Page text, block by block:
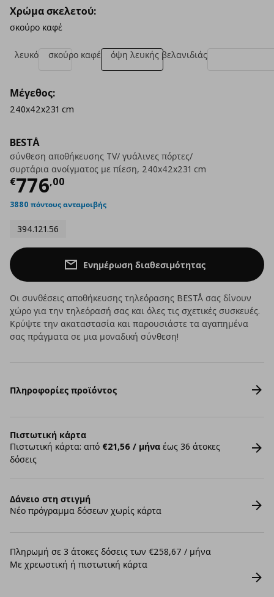
BESTÅ
σύνθεση αποθήκευσης TV/ γυάλινες πόρτες/
συρτάρια ανοίγματος με πίεση, 240x42x231 cm
€776,00
Τρέχουσα τιμή
3880 πόντους ανταμοιβής
394.121.56
Χρώμα σκελετού:
σκούρο καφέ
λευκό σκούρο καφέ όψη λευκής βελανιδιάς
Μέγεθος:
240x42x231 cm
Ενημέρωση διαθεσιμότητας
Οι συνθέσεις αποθήκευσης τηλεόρασης BESTÅ σας δίνουν
χώρο για την τηλεόρασή σας και όλες τις σχετικές συσκευές.
Κρύψτε την ακαταστασία και παρουσιάστε τα αγαπημένα
σας πράγματα σε μια μοναδική σύνθεση!
Πληροφορίες προϊόντος
Πιστωτική κάρτα
Πιστωτική κάρτα: από €21,56 / μήνα έως 36 άτοκες
δόσεις
Δάνειο στη στιγμή
Νέο πρόγραμμα δόσεων χωρίς κάρτα
Πληρωμή σε 3 άτοκες δόσεις των €258,67 / μήνα
Με χρεωστική ή πιστωτική κάρτα